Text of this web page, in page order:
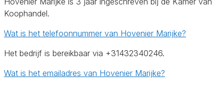
Koophandel.
Wat is het telefoonnummer van Hovenier Marijke?
Het bedrijf is bereikbaar via +31432340246.
Wat is het emailadres van Hovenier Marijke?